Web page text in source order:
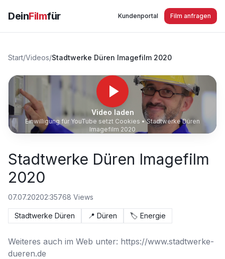
DeinFilmfür Kundenportal Film anfragen
Start/Videos/Stadtwerke Düren Imagefilm 2020
Video laden
Einwilligung für YouTube setzt Cookies •Stadtwerke Düren
Imagefilm 2020
Stadtwerke Düren Imagefilm
2020
07.07.20202:35768 Views
Stadtwerke Düren 📍 Düren 🏷️ Energie
Weiteres auch im Web unter: https://www.stadtwerke-
dueren.de